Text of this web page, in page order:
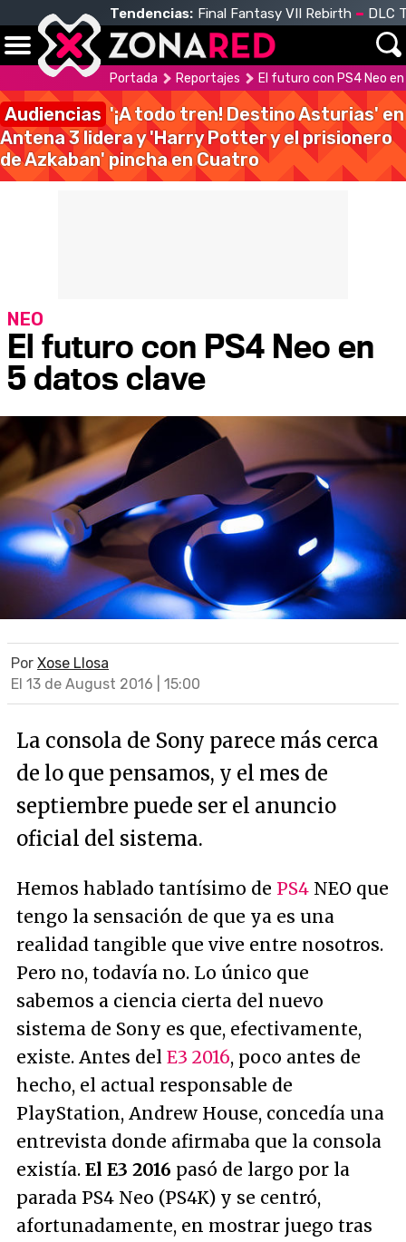
Tendencias: Final Fantasy VII Rebirth DLC
Portada Reportajes El futuro con PS4 Neo
Audiencias '¡A todo tren! Destino Asturias' en
Antena 3 lidera y 'Harry Potter y el prisionero
de Azkaban' pincha en Cuatro
El futuro con PS4 Neo en
5 datos clave
NEO
Por Xose Llosa
El 13 de August 2016 | 15:00
La consola de Sony parece más cerca
de lo que pensamos, y el mes de
septiembre puede ser el anuncio
oficial del sistema.
Hemos hablado tantísimo de PS4 NEO que
tengo la sensación de que ya es una
realidad tangible que vive entre nosotros.
Pero no, todavía no. Lo único que
sabemos a ciencia cierta del nuevo
sistema de Sony es que, efectivamente,
existe. Antes del E3 2016, poco antes de
hecho, el actual responsable de
PlayStation, Andrew House, concedía una
entrevista donde afirmaba que la consola
existía. El E3 2016 pasó de largo por la
parada PS4 Neo (PS4K) y se centró,
afortunadamente, en mostrar juego tras